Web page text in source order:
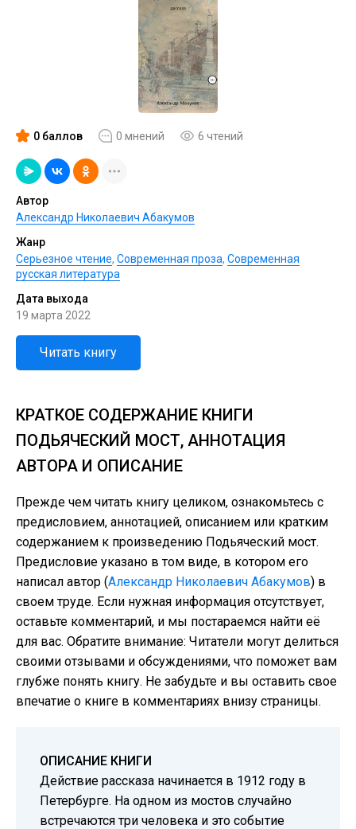
0 баллов 0 мнений 6 чтений
Автор
Александр Николаевич Абакумов
Жанр
Серьезное чтение, Современная проза, Современная
русская литература
Дата выхода
19 марта 2022
Читать книгу
КРАТКОЕ СОДЕРЖАНИЕ КНИГИ
ПОДЬЯЧЕСКИЙ МОСТ, АННОТАЦИЯ
АВТОРА И ОПИСАНИЕ
Прежде чем читать книгу целиком, ознакомьтесь с
предисловием, аннотацией, описанием или кратким
содержанием к произведению Подьяческий мост.
Предисловие указано в том виде, в котором его
написал автор (Александр Николаевич Абакумов) в
своем труде. Если нужная информация отсутствует,
оставьте комментарий, и мы постараемся найти её
для вас. Обратите внимание: Читатели могут делиться
своими отзывами и обсуждениями, что поможет вам
глубже понять книгу. Не забудьте и вы оставить свое
впечатие о книге в комментариях внизу страницы.
ОПИСАНИЕ КНИГИ
Действие рассказа начинается в 1912 году в
Петербурге. На одном из мостов случайно
встречаются три человека и это событие